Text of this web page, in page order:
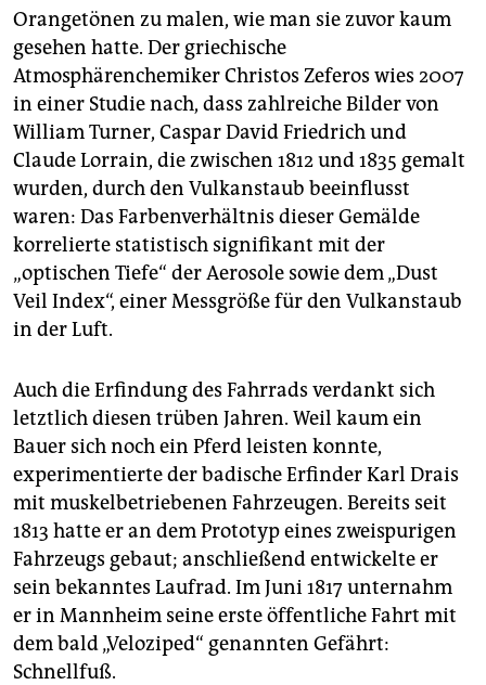
Orangetönen zu malen, wie man sie zuvor kaum
gesehen hatte. Der griechische
Atmosphärenchemiker Christos Zeferos wies 2007
in einer Studie nach, dass zahlreiche Bilder von
William Turner, Caspar David Friedrich und
Claude Lorrain, die zwischen 1812 und 1835 gemalt
wurden, durch den Vulkanstaub beeinflusst
waren: Das Farbenverhältnis dieser Gemälde
korrelierte statistisch signifikant mit der
„optischen Tiefe“ der Aerosole sowie dem „Dust
Veil Index“, einer Messgröße für den Vulkanstaub
in der Luft.
Auch die Erfindung des Fahrrads verdankt sich
letztlich diesen trüben Jahren. Weil kaum ein
Bauer sich noch ein Pferd leisten konnte,
experimentierte der badische Erfinder Karl Drais
mit muskelbetriebenen Fahrzeugen. Bereits seit
1813 hatte er an dem Prototyp eines zweispurigen
Fahrzeugs gebaut; anschließend entwickelte er
sein bekanntes Laufrad. Im Juni 1817 unternahm
er in Mannheim seine erste öffentliche Fahrt mit
dem bald „Veloziped“ genannten Gefährt:
Schnellfuß.